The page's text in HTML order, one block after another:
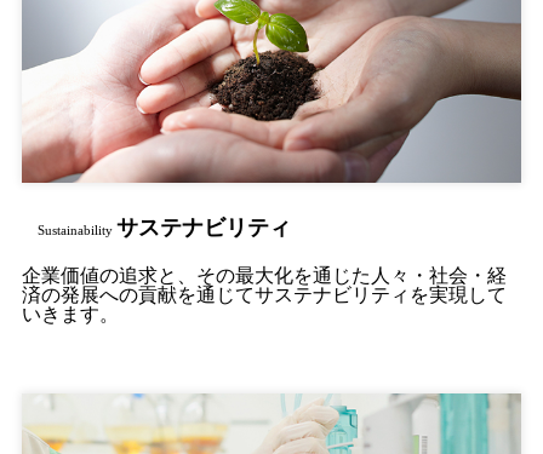
Sustainability サステナビリティ
企業価値の追求と、その最大化を通じた人々・社会・経
済の発展への貢献を通じてサステナビリティを実現して
いきます。